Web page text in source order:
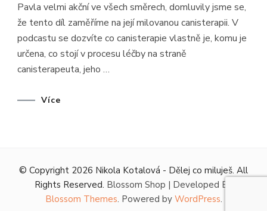
STRACHU
ZE
PSŮ
–
Pavla velmi akční ve všech směrech, domluvily jsme se,
že tento díl zaměříme na její milovanou canisterapii. V
podcastu se dozvíte co canisterapie vlastně je, komu je
určena, co stojí v procesu léčby na straně
canisterapeuta, jeho …
Více
© Copyright 2026 Nikola Kotalová - Dělej co miluješ. All
Rights Reserved. Blossom Shop | Developed By
Blossom Themes. Powered by WordPress.